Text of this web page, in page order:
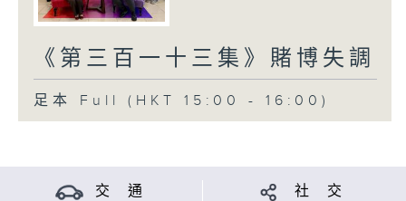
《第三百一十三集》賭博失調
足本 Full (HKT 15:00 - 16:00)
交 通 社 交